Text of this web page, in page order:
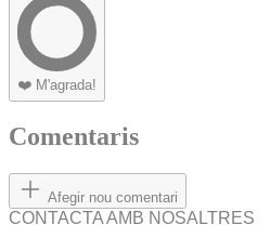
❤️ M'agrada!
Comentaris
Afegir nou comentari
CONTACTA AMB NOSALTRES